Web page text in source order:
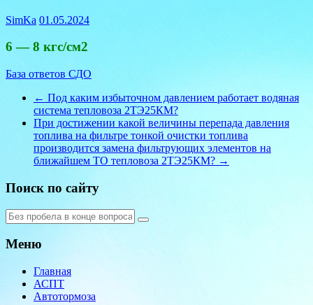
SimKa 01.05.2024
6 — 8 кгс/см2
База ответов СДО
← Под каким избыточном давлением работает водяная
система тепловоза 2ТЭ25КМ?
При достижении какой величины перепада давления
топлива на фильтре тонкой очистки топлива
производится замена фильтрующих элементов на
ближайшем ТО тепловоза 2ТЭ25КМ? →
Поиск по сайту
Меню
Главная
АСПТ
Автотормоза